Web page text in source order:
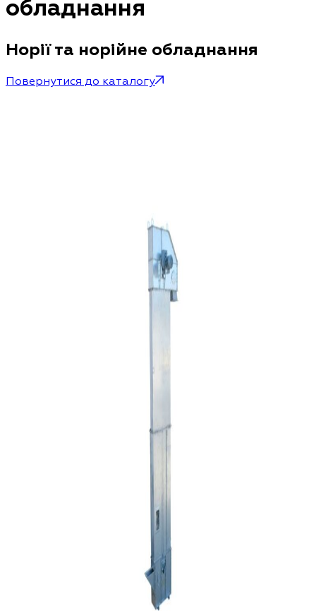
обладнання
Норії та норійне обладнання
Повернутися до каталогу